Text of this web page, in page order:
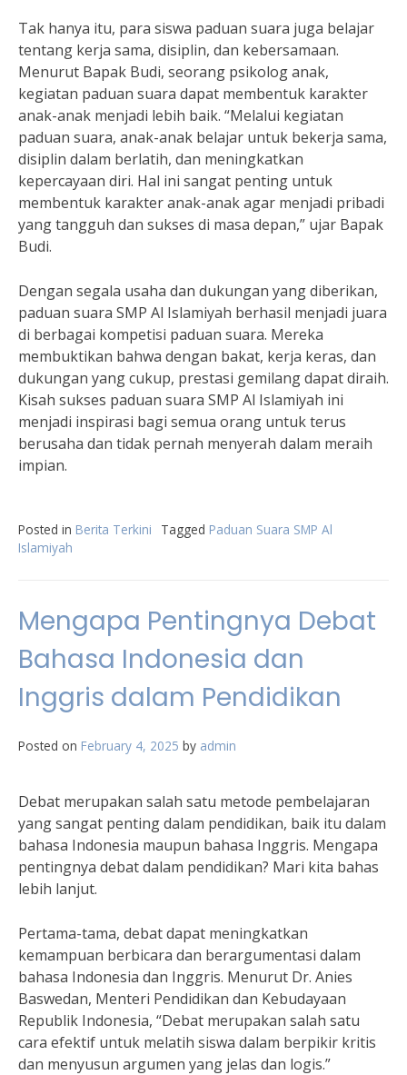
Tak hanya itu, para siswa paduan suara juga belajar
tentang kerja sama, disiplin, dan kebersamaan.
Menurut Bapak Budi, seorang psikolog anak,
kegiatan paduan suara dapat membentuk karakter
anak-anak menjadi lebih baik. “Melalui kegiatan
paduan suara, anak-anak belajar untuk bekerja sama,
disiplin dalam berlatih, dan meningkatkan
kepercayaan diri. Hal ini sangat penting untuk
membentuk karakter anak-anak agar menjadi pribadi
yang tangguh dan sukses di masa depan,” ujar Bapak
Budi.
Dengan segala usaha dan dukungan yang diberikan,
paduan suara SMP Al Islamiyah berhasil menjadi juara
di berbagai kompetisi paduan suara. Mereka
membuktikan bahwa dengan bakat, kerja keras, dan
dukungan yang cukup, prestasi gemilang dapat diraih.
Kisah sukses paduan suara SMP Al Islamiyah ini
menjadi inspirasi bagi semua orang untuk terus
berusaha dan tidak pernah menyerah dalam meraih
impian.
Posted in Berita Terkini Tagged Paduan Suara SMP Al
Islamiyah
Mengapa Pentingnya Debat
Bahasa Indonesia dan
Inggris dalam Pendidikan
Posted on February 4, 2025 by admin
Debat merupakan salah satu metode pembelajaran
yang sangat penting dalam pendidikan, baik itu dalam
bahasa Indonesia maupun bahasa Inggris. Mengapa
pentingnya debat dalam pendidikan? Mari kita bahas
lebih lanjut.
Pertama-tama, debat dapat meningkatkan
kemampuan berbicara dan berargumentasi dalam
bahasa Indonesia dan Inggris. Menurut Dr. Anies
Baswedan, Menteri Pendidikan dan Kebudayaan
Republik Indonesia, “Debat merupakan salah satu
cara efektif untuk melatih siswa dalam berpikir kritis
dan menyusun argumen yang jelas dan logis.”